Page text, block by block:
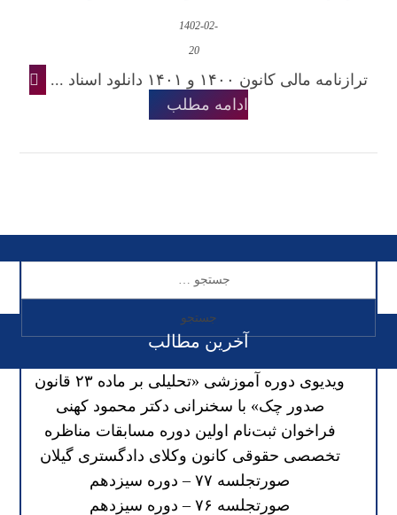
1402-02-
20
ترازنامه مالی کانون ۱۴۰۰ و ۱۴۰۱ دانلود اسناد ...
ادامه مطلب
آخرین مطالب
ویدیوی دوره آموزشی «تحلیلی بر ماده ۲۳ قانون
صدور چک» با سخنرانی دکتر محمود کهنی
فراخوان ثبت‌نام اولین دوره مسابقات مناظره
تخصصی حقوقی کانون وکلای دادگستری گیلان
صورتجلسه ۷۷ – دوره سیزدهم
صورتجلسه ۷۶ – دوره سیزدهم